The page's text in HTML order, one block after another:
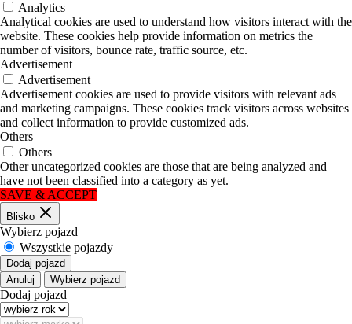
Analytics
Analytical cookies are used to understand how visitors interact with the
website. These cookies help provide information on metrics the
number of visitors, bounce rate, traffic source, etc.
Advertisement
Advertisement
Advertisement cookies are used to provide visitors with relevant ads
and marketing campaigns. These cookies track visitors across websites
and collect information to provide customized ads.
Others
Others
Other uncategorized cookies are those that are being analyzed and
have not been classified into a category as yet.
SAVE & ACCEPT
Blisko
Wybierz pojazd
Wszystkie pojazdy
Dodaj pojazd
Anuluj
Wybierz pojazd
Dodaj pojazd